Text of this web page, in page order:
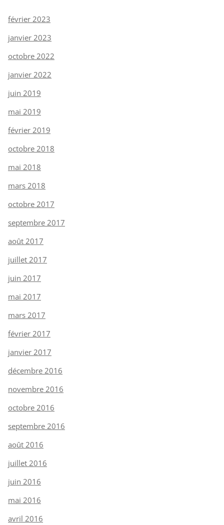
février 2023
janvier 2023
octobre 2022
janvier 2022
juin 2019
mai 2019
février 2019
octobre 2018
mai 2018
mars 2018
octobre 2017
septembre 2017
août 2017
juillet 2017
juin 2017
mai 2017
mars 2017
février 2017
janvier 2017
décembre 2016
novembre 2016
octobre 2016
septembre 2016
août 2016
juillet 2016
juin 2016
mai 2016
avril 2016